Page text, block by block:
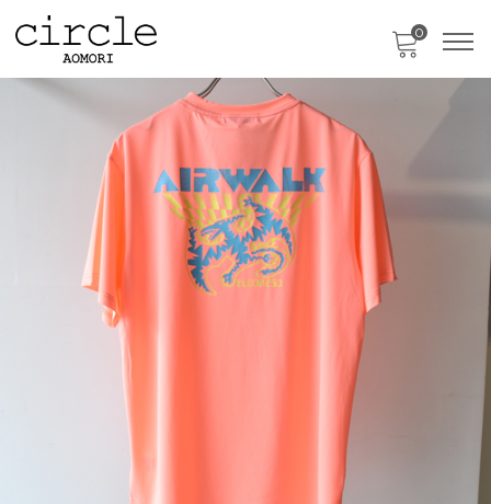
只今、カートに商品はございません。 0